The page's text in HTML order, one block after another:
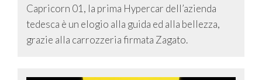
Capricorn 01, la prima Hypercar dell’azienda
tedesca è un elogio alla guida ed alla bellezza,
grazie alla carrozzeria firmata Zagato.